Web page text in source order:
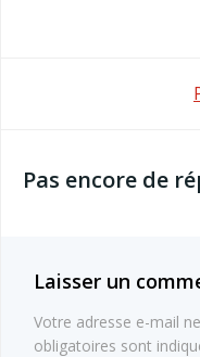
Pas encore de
Laisser un
Votre adresse e-mail
obligatoires sont